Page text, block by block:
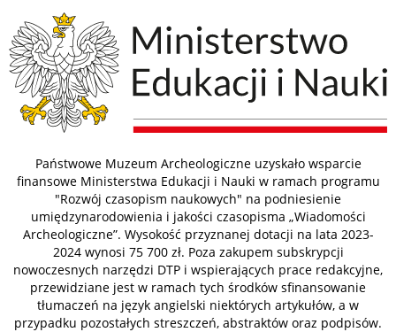
Państwowe Muzeum Archeologiczne uzyskało wsparcie
finansowe Ministerstwa Edukacji i Nauki w ramach programu
"Rozwój czasopism naukowych" na podniesienie
umiędzynarodowienia i jakości czasopisma „Wiadomości
Archeologiczne”. Wysokość przyznanej dotacji na lata 2023-
2024 wynosi 75 700 zł. Poza zakupem subskrypcji
nowoczesnych narzędzi DTP i wspierających prace redakcyjne,
przewidziane jest w ramach tych środków sfinansowanie
tłumaczeń na język angielski niektórych artykułów, a w
przypadku pozostałych streszczeń, abstraktów oraz podpisów.